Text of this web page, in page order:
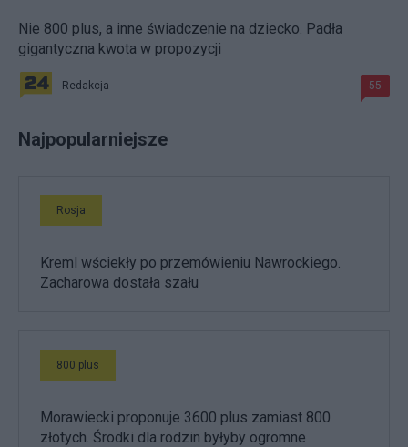
Nie 800 plus, a inne świadczenie na dziecko. Padła
gigantyczna kwota w propozycji
Redakcja 55
Najpopularniejsze
Rosja
Kreml wściekły po przemówieniu Nawrockiego.
Zacharowa dostała szału
800 plus
Morawiecki proponuje 3600 plus zamiast 800
złotych. Środki dla rodzin byłyby ogromne